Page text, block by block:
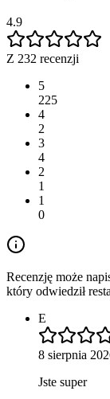
4.9
Z 232 recenzji
5
225
4
2
3
4
2
1
1
0
Recenzję może
który odwiedził
E
8 sierpnia
Jste super